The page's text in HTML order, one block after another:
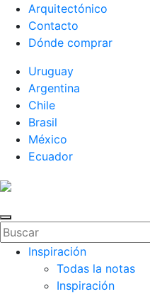
Arquitectónico
Contacto
Dónde comprar
Uruguay
Argentina
Chile
Brasil
México
Ecuador
Inspiración
Todas la notas
Inspiración